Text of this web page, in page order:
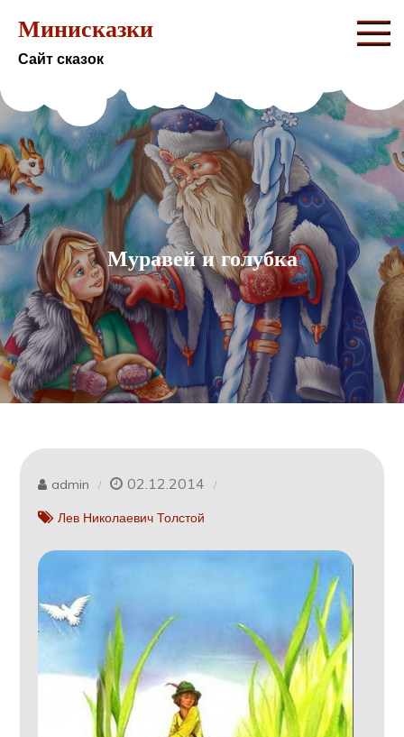
содержимому
Минисказки
Сайт сказок
Муравей и голубка
admin 02.12.2014
Лев Николаевич Толстой